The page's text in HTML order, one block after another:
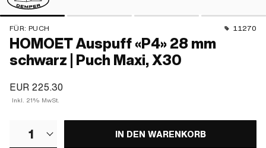
FÜR: PUCH 11270
HOMOET Auspuff «P4» 28 mm
schwarz | Puch Maxi, X30
EUR 225.30
Inkl. 21% MwSt.
1 IN DEN WARENKORB